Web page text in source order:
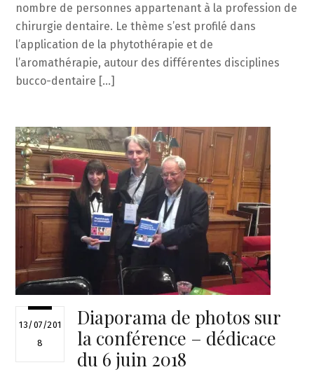
nombre de personnes appartenant à la profession de
chirurgie dentaire. Le thème s’est profilé dans
l’application de la phytothérapie et de
l’aromathérapie, autour des différentes disciplines
bucco-dentaire […]
13/07/201
8
Diaporama de photos sur
la conférence – dédicace
du 6 juin 2018